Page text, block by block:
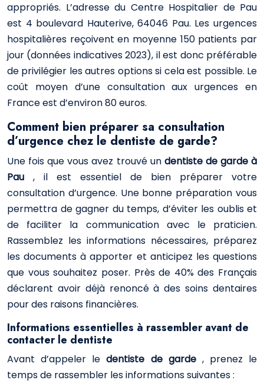
appropriés. L’adresse du Centre Hospitalier de Pau
est 4 boulevard Hauterive, 64046 Pau. Les urgences
hospitalières reçoivent en moyenne 150 patients par
jour (données indicatives 2023), il est donc préférable
de privilégier les autres options si cela est possible. Le
coût moyen d’une consultation aux urgences en
France est d’environ 80 euros.
Comment bien préparer sa consultation
d’urgence chez le dentiste de garde?
Une fois que vous avez trouvé un dentiste de garde à
Pau , il est essentiel de bien préparer votre
consultation d’urgence. Une bonne préparation vous
permettra de gagner du temps, d’éviter les oublis et
de faciliter la communication avec le praticien.
Rassemblez les informations nécessaires, préparez
les documents à apporter et anticipez les questions
que vous souhaitez poser. Près de 40% des Français
déclarent avoir déjà renoncé à des soins dentaires
pour des raisons financières.
Informations essentielles à rassembler avant de
contacter le dentiste
Avant d’appeler ledentiste de garde , prenez le
temps de rassembler les informations suivantes :